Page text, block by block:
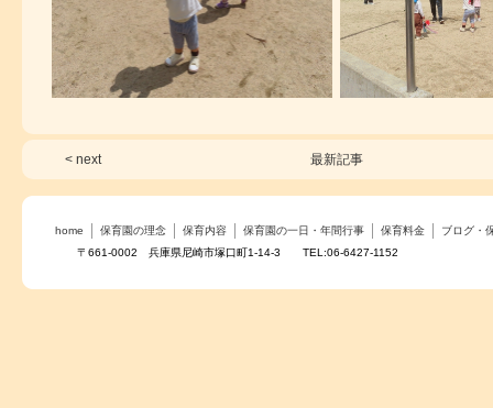
< next 最新記事
home 保育園の理念 保育内容 保育園の一日・年間行事 保育料金
ブログ・
〒661-0002 兵庫県尼崎市塚口町1-14-3 TEL:06-6427-1152